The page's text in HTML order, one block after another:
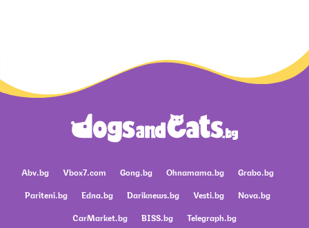
Abv.bg Vbox7.com Gong.bg Ohnamama.bg
Grabo.bg
Pariteni.bg
Edna.bg Dariknews.bg Vesti.bg
Nova.bg
CarMarket.bg
BISS.bg Telegraph.bg